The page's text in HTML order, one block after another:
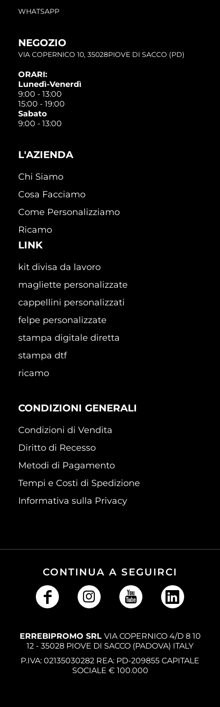
WHATSAPP
NEGOZIO
VIA COPERNICO 10, 35028PIOVE DI SACCO (PD)
ORARI:
Lunedì-Venerdì
9:00 - 13:00
15:00 - 19:00
Sabato
9:00 - 13:00
L'AZIENDA
Chi Siamo
Cosa Facciamo
Come Personalizziamo
Ricamo
LINK
kit divisa da lavoro
magliette personalizzate
cappellini personalizzati
felpe personalizzate
stampa digitale diretta
stampa dtf
ricamo
CONDIZIONI GENERALI
Condizioni di Vendita
Diritto di Recesso
Metodi di Pagamento
Tempi e Costi di Spedizione
Informativa sulla Privacy
CONTINUA A SEGUIRCI
ERREBIPROMO SRL VIA COPERNICO 4/D 8 10
12 - 35028 PIOVE DI SACCO (PADOVA) ITALY
P.IVA: 02135030282 REA: PD-209855 CAPITALE
SOCIALE € 100.000